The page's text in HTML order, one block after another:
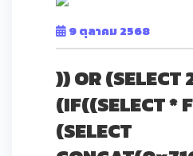
9 ตุลาคม 2568
)) OR (SELECT
(IF((SELECT *
(SELECT